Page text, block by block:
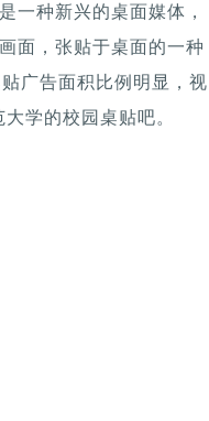
一种新兴的桌面媒体，
面，张贴于桌面的一种
广告面积比例明显，视
学的校园桌贴吧。